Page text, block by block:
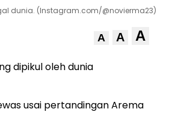
dunia. (Instagram.com/@novierma23)
A A A
dipikul oleh dunia
usai pertandingan Arema